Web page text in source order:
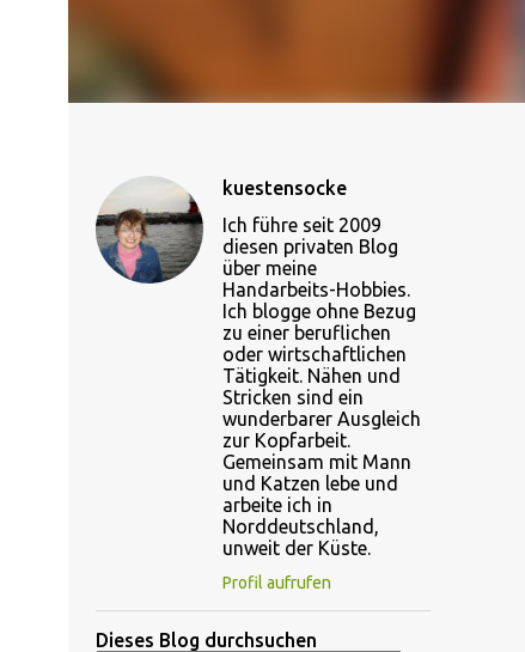
kuestensocke
Ich führe seit 2009
diesen privaten Blog
über meine
Handarbeits-Hobbies.
Ich blogge ohne Bezug
zu einer beruflichen
oder wirtschaftlichen
Tätigkeit. Nähen und
Stricken sind ein
wunderbarer Ausgleich
zur Kopfarbeit.
Gemeinsam mit Mann
und Katzen lebe und
arbeite ich in
Norddeutschland,
unweit der Küste.
Profil aufrufen
Dieses Blog durchsuchen